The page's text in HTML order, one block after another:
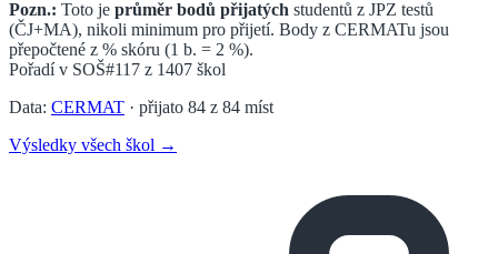
Pozn.: Toto je průměr bodů přijatých studentů z JPZ testů
(ČJ+MA), nikoli minimum pro přijetí. Body z CERMATu jsou
přepočtené z % skóru (1 b. = 2 %).
Pořadí v SOŠ#117 z 1407 škol
Data: CERMAT · přijato 84 z 84 míst
Výsledky všech škol →